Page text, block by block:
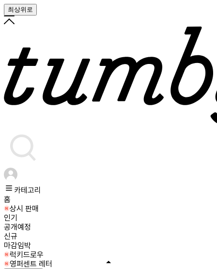
최상위로
카테고리
홈
상시 판매
인기
공개예정
신규
마감임박
럭키드로우
영퍼센트 레터